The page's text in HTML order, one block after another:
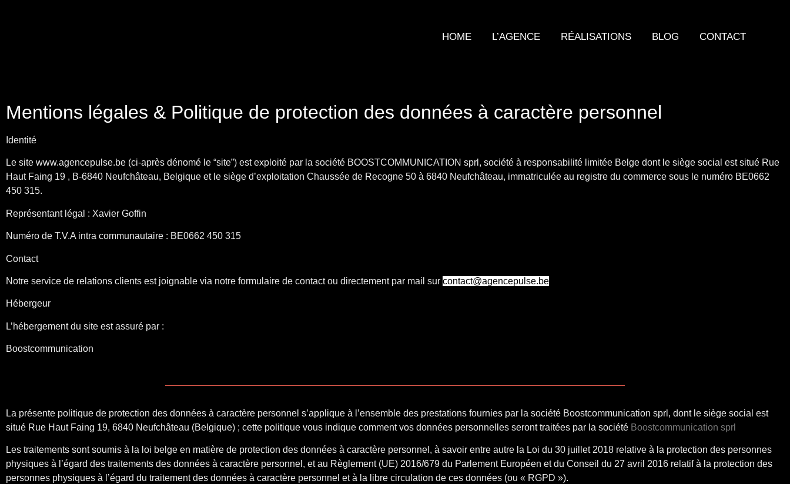
HOME L’AGENCE RÉALISATIONS BLOG CONTACT
Mentions légales & Politique de protection des données à caractère personnel​
Identité
Le site www.agencepulse.be (ci-après dénomé le “site”) est exploité par la société BOOSTCOMMUNICATION sprl, société à responsabilité limitée Belge dont le siège social est situé Rue
Haut Faing 19 , B-6840 Neufchâteau, Belgique et le siège d’exploitation Chaussée de Recogne 50 à 6840 Neufchâteau, immatriculée au registre du commerce sous le numéro BE0662
450 315.
Représentant légal : Xavier Goffin
Numéro de T.V.A intra communautaire : BE0662 450 315
Contact
Notre service de relations clients est joignable via notre formulaire de contact ou directement par mail sur contact@agencepulse.be
Hébergeur
L’hébergement du site est assuré par :
Boostcommunication
La présente politique de protection des données à caractère personnel s’applique à l’ensemble des prestations fournies par la société Boostcommunication sprl, dont le siège social est
situé Rue Haut Faing 19, 6840 Neufchâteau (Belgique) ; cette politique vous indique comment vos données personnelles seront traitées par la société Boostcommunication sprl
Les traitements sont soumis à la loi belge en matière de protection des données à caractère personnel, à savoir entre autre la Loi du 30 juillet 2018 relative à la protection des personnes
physiques à l’égard des traitements des données à caractère personnel, et au Règlement (UE) 2016/679 du Parlement Européen et du Conseil du 27 avril 2016 relatif à la protection des
personnes physiques à l’égard du traitement des données à caractère personnel et à la libre circulation de ces données (ou « RGPD »).